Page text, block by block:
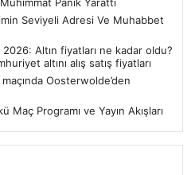
Seviyeli Adresi Ve Muhabbet
2026: Altın fiyatları ne kadar oldu?
altını alış satış fiyatları
Oosterwolde’den
Maç Programı ve Yayın Akışları